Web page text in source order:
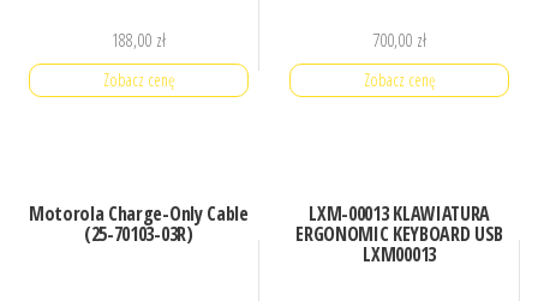
188,00 zł
Zobacz cenę
700,00 zł
Zobacz cenę
Motorola Charge-Only Cable
(25-70103-03R)
LXM-00013 KLAWIATURA
ERGONOMIC KEYBOARD USB
LXM00013